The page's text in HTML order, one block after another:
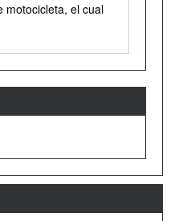
motocicleta, el cual